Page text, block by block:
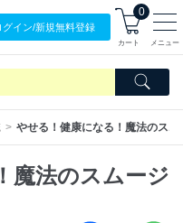
グイン/新規無料登録
0
カート メニュー
やせる！健康になる！魔法のスム
魔法のスムージ